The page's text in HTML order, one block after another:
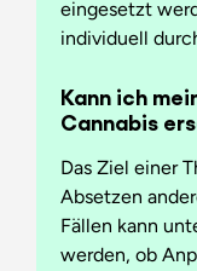
eingesetzt
individuell
Kann ich
Cannabis
Das Ziel einer
Absetzen
Fällen kann
werden, ob